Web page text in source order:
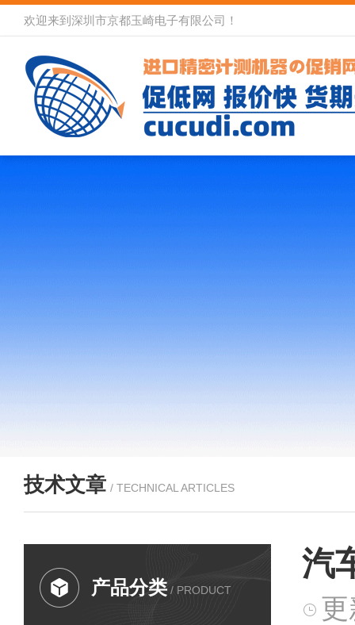
欢迎来到深圳市京都玉崎电子有限公司！
技术文章 / TECHNICAL ARTICLES
产品分类 / PRODUCT
汽